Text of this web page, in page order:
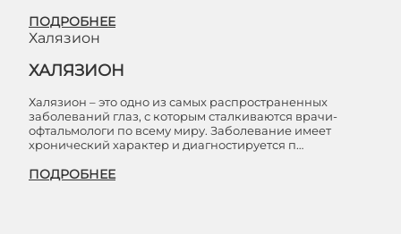
ПОДРОБНЕЕ
Халязион
ХАЛЯЗИОН
Халязион – это одно из самых распространенных
заболеваний глаз, с которым сталкиваются врачи-
офтальмологи по всему миру. Заболевание имеет
хронический характер и диагностируется п…
ПОДРОБНЕЕ